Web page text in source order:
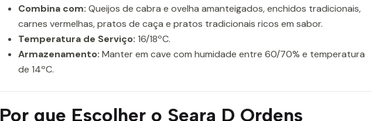
Combina com: Queijos de cabra e ovelha amanteigados, enchidos tradicionais,
carnes vermelhas, pratos de caça e pratos tradicionais ricos em sabor.
Temperatura de Serviço: 16/18ºC.
Armazenamento: Manter em cave com humidade entre 60/70% e temperatura
de 14ºC.
Por que Escolher o Seara D Ordens